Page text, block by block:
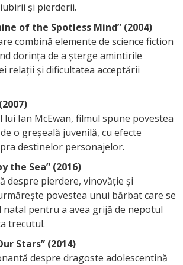
și pierderii.
of the Spotless Mind” (2004)
combină elemente de science fiction
dorința de a șterge amintirile
relații și dificultatea acceptării
lui Ian McEwan, filmul spune povestea
o greșeală juvenilă, cu efecte
destinelor personajelor.
the Sea” (2016)
despre pierdere, vinovăție și
povestea unui bărbat care se
pentru a avea grijă de nepotul
trecutul.
Stars” (2014)
despre dragoste adolescentină